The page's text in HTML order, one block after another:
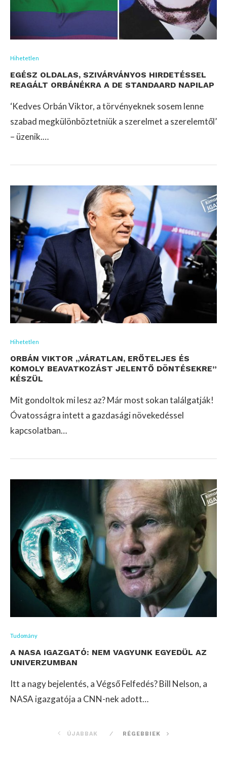
Hihetetlen
EGÉSZ OLDALAS, SZIVÁRVÁNYOS HIRDETÉSSEL
REAGÁLT ORBÁNÉKRA A DE STANDAARD NAPILAP
‘Kedves Orbán Viktor, a törvényeknek sosem lenne
szabad megkülönböztetniük a szerelmet a szerelemtől’
– üzenik.…
Hihetetlen
ORBÁN VIKTOR „VÁRATLAN, ERŐTELJES ÉS
KOMOLY BEAVATKOZÁST JELENTŐ DÖNTÉSEKRE”
KÉSZÜL
Mit gondoltok mi lesz az? Már most sokan találgatják!
Óvatosságra intett a gazdasági növekedéssel
kapcsolatban…
Tudomány
A NASA IGAZGATÓ: NEM VAGYUNK EGYEDÜL AZ
UNIVERZUMBAN
Itt a nagy bejelentés, a Végső Felfedés? Bill Nelson, a
NASA igazgatója a CNN-nek adott…
ÚJABBAK RÉGEBBIEK